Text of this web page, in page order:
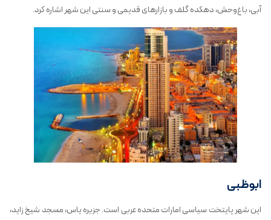
آبی، باغ‌وحش، دهکده گلف و بازارهای قدیمی و سنتی این شهر اشاره کرد.
ابوظبی
این شهر پایتخت سیاسی امارات متحده عربی است. جزیره یاس، مسجد شیخ زاید،